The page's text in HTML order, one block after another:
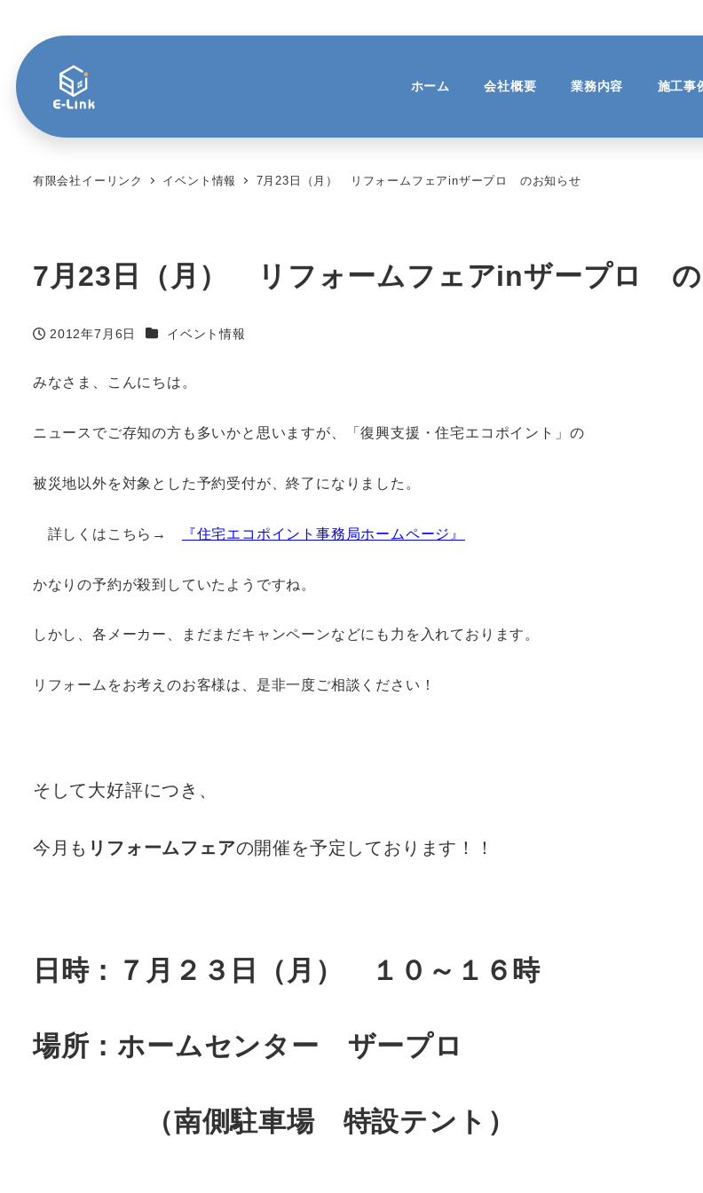
ホーム 会社概要 業務内容 施工事
有限会社イーリンク イベント情報 7月23日（月） リフォームフェアinザープロ のお知らせ
7月23日（月） リフォームフェアinザープロ の
投稿日
2012年7月6日 カテゴリー
イベント情報
みなさま、こんにちは。
ニュースでご存知の方も多いかと思いますが、「復興支援・住宅エコポイント」の
被災地以外を対象とした予約受付が、終了になりました。
詳しくはこちら→ 『住宅エコポイント事務局ホームページ』
かなりの予約が殺到していたようですね。
しかし、各メーカー、まだまだキャンペーンなどにも力を入れております。
リフォームをお考えのお客様は、是非一度ご相談ください！
そして大好評につき、
今月も リフォームフェアの開催を予定しております！！
日時：７月２３日（月） １０～１６時
場所：ホームセンター ザープロ
（南側駐車場 特設テント）